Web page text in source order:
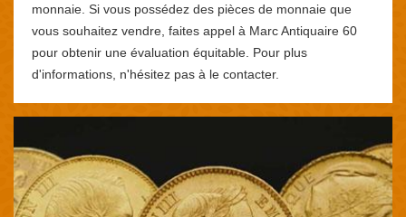
monnaie. Si vous possédez des pièces de monnaie que
vous souhaitez vendre, faites appel à Marc Antiquaire 60
pour obtenir une évaluation équitable. Pour plus
d'informations, n'hésitez pas à le contacter.